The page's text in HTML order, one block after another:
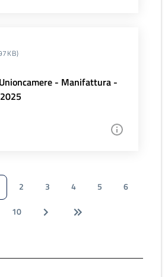
- Manifattura -
2 3 4 5
6
10